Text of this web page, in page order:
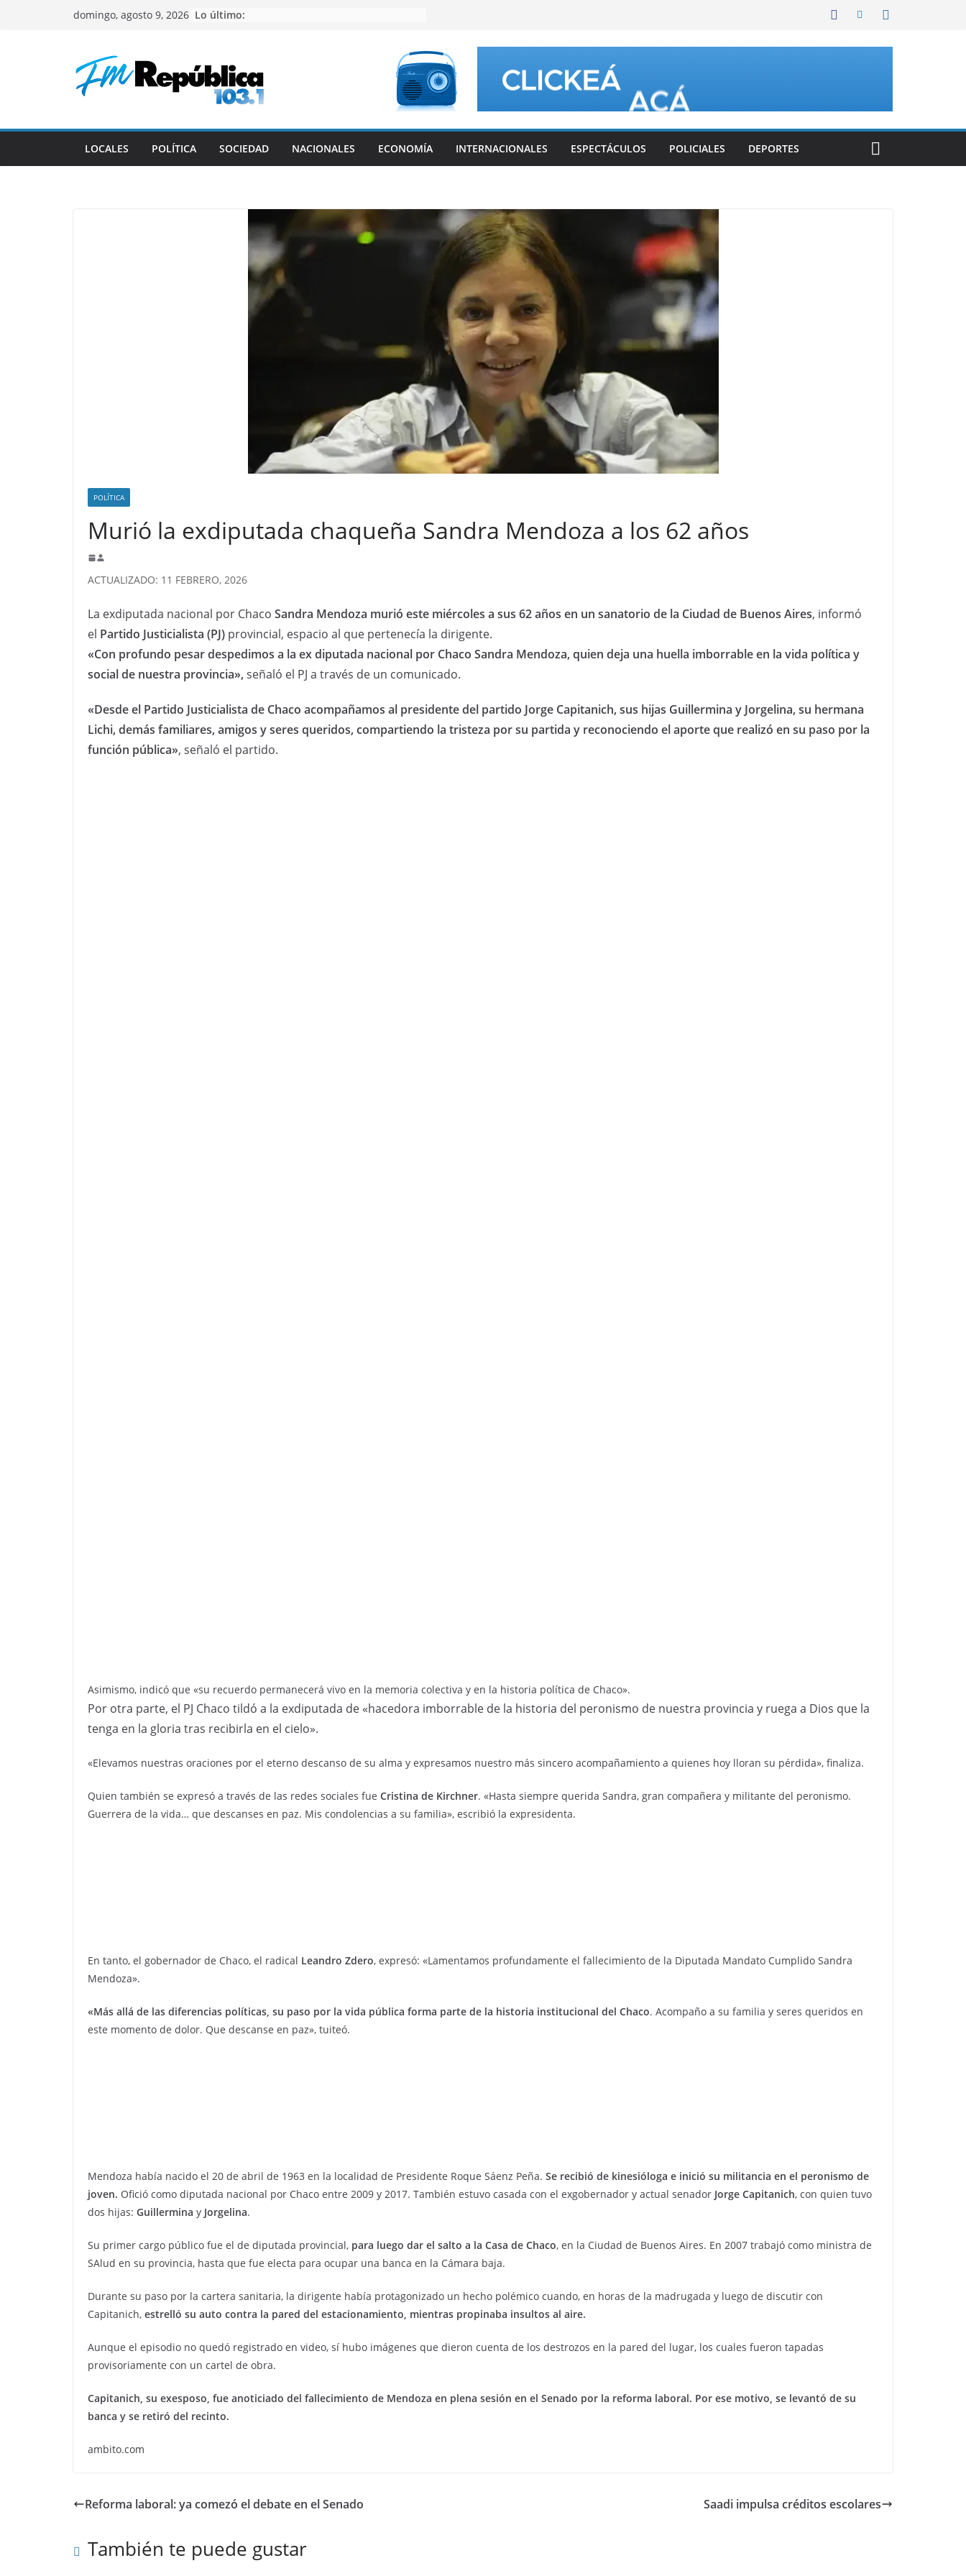
domingo, agosto 9, 2026 Lo último:
LOCALES POLÍTICA SOCIEDAD NACIONALES ECONOMÍA INTERNACIONALES ESPECTÁCULOS POLICIALES DEPORTES
POLÍTICA
Murió la exdiputada chaqueña Sandra Mendoza a los 62 años
ACTUALIZADO: 11 FEBRERO, 2026
La exdiputada nacional por Chaco Sandra Mendoza murió este miércoles a sus 62 años en un sanatorio de la Ciudad de Buenos Aires, informó
el Partido Justicialista (PJ) provincial, espacio al que pertenecía la dirigente.
«Con profundo pesar despedimos a la ex diputada nacional por Chaco Sandra Mendoza, quien deja una huella imborrable en la vida política y
social de nuestra provincia», señaló el PJ a través de un comunicado.
«Desde el Partido Justicialista de Chaco acompañamos al presidente del partido Jorge Capitanich, sus hijas Guillermina y Jorgelina, su hermana
Lichi, demás familiares, amigos y seres queridos, compartiendo la tristeza por su partida y reconociendo el aporte que realizó en su paso por la
función pública», señaló el partido.
Asimismo, indicó que «su recuerdo permanecerá vivo en la memoria colectiva y en la historia política de Chaco».
Por otra parte, el PJ Chaco tildó a la exdiputada de «hacedora imborrable de la historia del peronismo de nuestra provincia y ruega a Dios que la
tenga en la gloria tras recibirla en el cielo».
«Elevamos nuestras oraciones por el eterno descanso de su alma y expresamos nuestro más sincero acompañamiento a quienes hoy lloran su pérdida», finaliza.
Quien también se expresó a través de las redes sociales fue Cristina de Kirchner. «Hasta siempre querida Sandra, gran compañera y militante del peronismo.
Guerrera de la vida… que descanses en paz. Mis condolencias a su familia», escribió la expresidenta.
En tanto, el gobernador de Chaco, el radical Leandro Zdero, expresó: «Lamentamos profundamente el fallecimiento de la Diputada Mandato Cumplido Sandra
Mendoza».
«Más allá de las diferencias políticas, su paso por la vida pública forma parte de la historia institucional del Chaco. Acompaño a su familia y seres queridos en
este momento de dolor. Que descanse en paz», tuiteó.
Mendoza había nacido el 20 de abril de 1963 en la localidad de Presidente Roque Sáenz Peña. Se recibió de kinesióloga e inició su militancia en el peronismo de
joven. Ofició como diputada nacional por Chaco entre 2009 y 2017. También estuvo casada con el exgobernador y actual senador Jorge Capitanich, con quien tuvo
dos hijas: Guillermina y Jorgelina.
Su primer cargo público fue el de diputada provincial, para luego dar el salto a la Casa de Chaco, en la Ciudad de Buenos Aires. En 2007 trabajó como ministra de
SAlud en su provincia, hasta que fue electa para ocupar una banca en la Cámara baja.
Durante su paso por la cartera sanitaria, la dirigente había protagonizado un hecho polémico cuando, en horas de la madrugada y luego de discutir con
Capitanich, estrelló su auto contra la pared del estacionamiento, mientras propinaba insultos al aire.
Aunque el episodio no quedó registrado en video, sí hubo imágenes que dieron cuenta de los destrozos en la pared del lugar, los cuales fueron tapadas
provisoriamente con un cartel de obra.
Capitanich, su exesposo, fue anoticiado del fallecimiento de Mendoza en plena sesión en el Senado por la reforma laboral. Por ese motivo, se levantó de su
banca y se retiró del recinto.
ambito.com
Reforma laboral: ya comezó el debate en el Senado Saadi impulsa créditos escolares
También te puede gustar